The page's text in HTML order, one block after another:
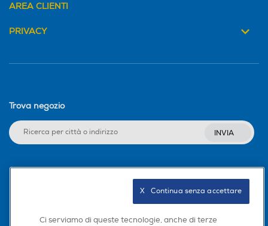
AREA CLIENTI
PRIVACY
Trova negozio
INVIA
Ci serviamo di queste tecnologie, anche di terze
X   Continua senza accettare